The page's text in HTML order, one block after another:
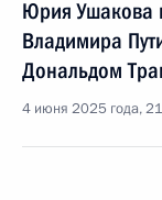
Юрия Ушакова
Владимира
Дональдом
4 июня 2025 года,